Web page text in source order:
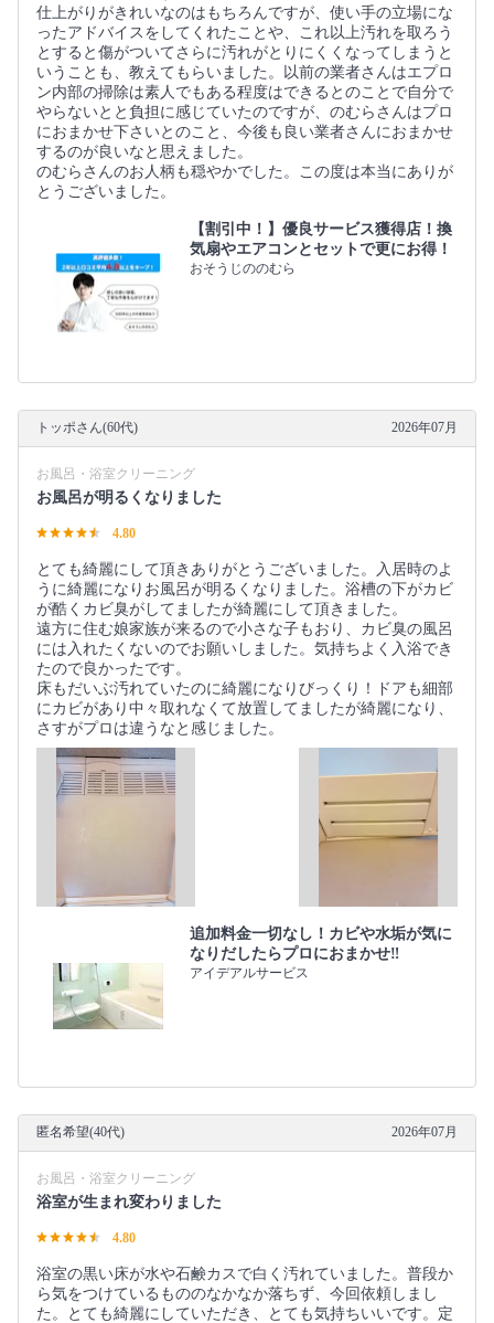
仕上がりがきれいなのはもちろんですが、使い手の立場にな
ったアドバイスをしてくれたことや、これ以上汚れを取ろう
とすると傷がついてさらに汚れがとりにくくなってしまうと
いうことも、教えてもらいました。以前の業者さんはエプロ
ン内部の掃除は素人でもある程度はできるとのことで自分で
やらないとと負担に感じていたのですが、のむらさんはプロ
におまかせ下さいとのこと、今後も良い業者さんにおまかせ
するのが良いなと思えました。
のむらさんのお人柄も穏やかでした。この度は本当にありが
とうございました。
【割引中！】優良サービス獲得店！換
気扇やエアコンとセットで更にお得！
おそうじののむら
トッポさん(60代) 2026年07月
お風呂・浴室クリーニング
お風呂が明るくなりました
4.80
とても綺麗にして頂きありがとうございました。入居時のよ
うに綺麗になりお風呂が明るくなりました。浴槽の下がカビ
が酷くカビ臭がしてましたが綺麗にして頂きました。
遠方に住む娘家族が来るので小さな子もおり、カビ臭の風呂
には入れたくないのでお願いしました。気持ちよく入浴でき
たので良かったです。
床もだいぶ汚れていたのに綺麗になりびっくり！ドアも細部
にカビがあり中々取れなくて放置してましたが綺麗になり、
さすがプロは違うなと感じました。
追加料金一切なし！カビや水垢が気に
なりだしたらプロにおまかせ‼︎
アイデアルサービス
匿名希望(40代) 2026年07月
お風呂・浴室クリーニング
浴室が生まれ変わりました
4.80
浴室の黒い床が水や石鹸カスで白く汚れていました。普段か
ら気をつけているもののなかなか落ちず、今回依頼しまし
た。とても綺麗にしていただき、とても気持ちいいです。定